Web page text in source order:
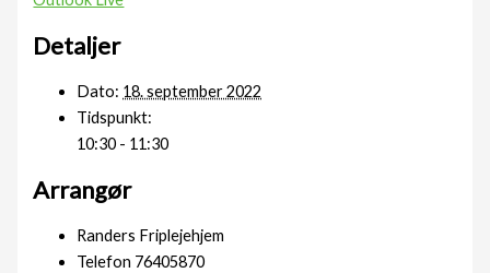
Detaljer
Dato: 18. september 2022
Tidspunkt:
10:30 - 11:30
Arrangør
Randers Friplejehjem
Telefon 76405870